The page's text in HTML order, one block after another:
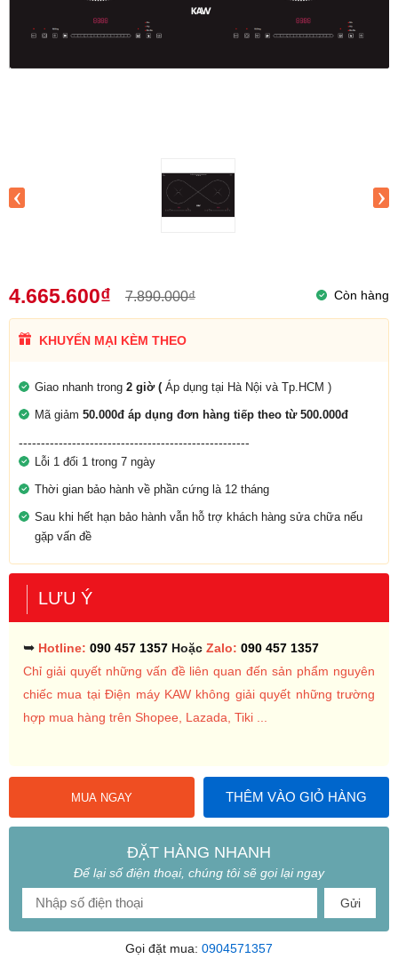
‹ ›
4.665.600₫ 7.890.000₫ Còn hàng
KHUYẾN MẠI KÈM THEO
Giao nhanh trong 2 giờ ( Áp dụng tại Hà Nội và Tp.HCM )
Mã giảm 50.000đ áp dụng đơn hàng tiếp theo từ 500.000đ
----------------------------------------------------
Lỗi 1 đổi 1 trong 7 ngày
Thời gian bảo hành về phần cứng là 12 tháng
Sau khi hết hạn bảo hành vẫn hỗ trợ khách hàng sửa chữa nếu
gặp vấn đề
LƯU Ý
➥ Hotline: 090 457 1357 Hoặc Zalo: 090 457 1357
Chỉ giải quyết những vấn đề liên quan đến sản phẩm nguyên
chiếc mua tại Điện máy KAW không giải quyết những trường
hợp mua hàng trên Shopee, Lazada, Tiki ...
MUA NGAY THÊM VÀO GIỎ HÀNG
ĐẶT HÀNG NHANH
Để lại số điện thoại, chúng tôi sẽ gọi lại ngay
Gửi
Gọi đặt mua: 0904571357